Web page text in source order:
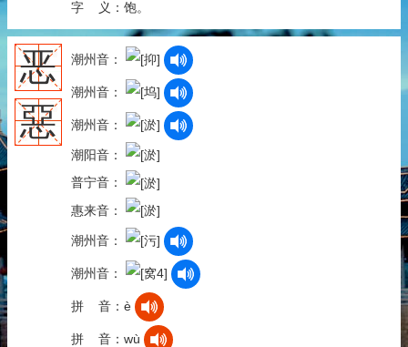
字 义：饱。
恶
惡
潮州音：
潮州音：
潮州音：
潮阳音：
普宁音：
惠来音：
潮州音：
潮州音：
拼 音：è
拼 音：wù